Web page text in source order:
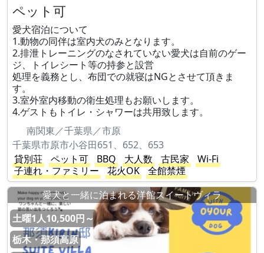
ペット可
愛犬宿泊について
1.動物の同伴は室内犬のみとなります。
2.排泄トレーニングのなされていない愛犬は自前のゲー
ジ、トイレシート等の持参と設営
処理を義務とし、布団での就寝はNGとさせて頂きま
す。
3.室外室内移動の衛生処理もお願いします。
4.ゲストもトイレ・シャワーは共用致します。
南関東／千葉県／市原
千葉県市原市小谷田651、652、653
貸別荘
ペット可 BBQ 大人数 古民家
Wi-Fi
子連れ・ファミリー
花火OK
全館禁煙
愛犬と一緒に泊まれる洋館スイートヴィラ
土曜1人10,500円～
栃木・那須高原